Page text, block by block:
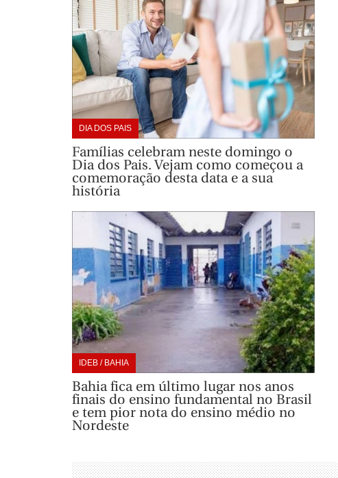
DIA DOS PAIS
Famílias celebram neste domingo o
Dia dos Pais. Vejam como começou a
comemoração desta data e a sua
história
IDEB / BAHIA
Bahia fica em último lugar nos anos
finais do ensino fundamental no Brasil
e tem pior nota do ensino médio no
Nordeste